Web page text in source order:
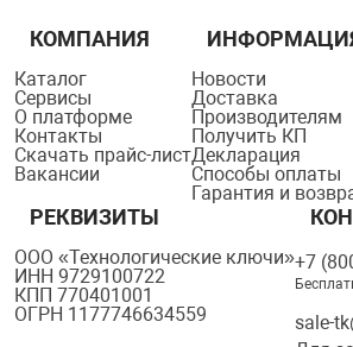
КОМПАНИЯ
Каталог
Сервисы
О платформе
Контакты
Скачать прайс-лист
Вакансии
Новости
Доставка
Производителям
Получить КП
Декларация
Способы оплаты
Гарантия и
РЕКВИЗИТЫ
ООО «Технологические ключи»
ИНН 9729100722
КПП 770401001
ОГРН 1177746634559
+7
sale-